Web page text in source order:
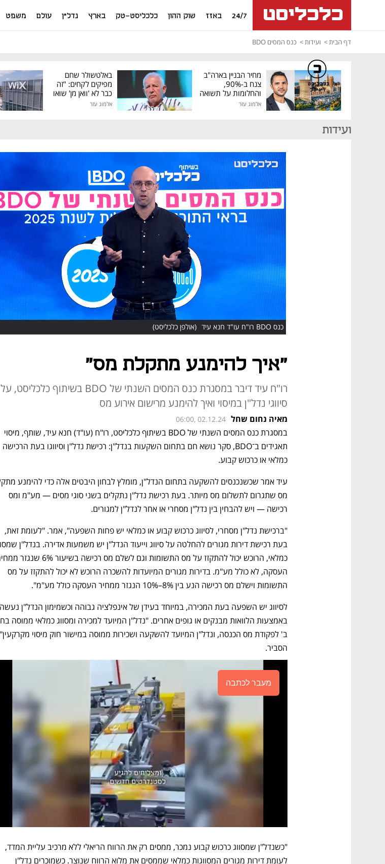
24/7 באזז שוק ההון כלכליסט-טק בארץ נדל"ן עולם משפט
דף הבית ועידות כנס המסים BDO
מחיר הבניין בארה"ב
צנח ב-90%,
והחלומות על תשואה
גבוהה התנפצו
אלמוג עזר
באלטשולר שחם
מפיקים לקחים: "זה
כבר לא 'וואן מן' שואו
של גילעד"
אלמוג עזר
ועידות
HD
כנס BDO רו"ח עו"ד חנא עיד (אולפן כלכליסט)
כלכליסט
דיגיטל
"איך להימנע מתקלת מס"
רו"ח עיד דיבר במסגרת כנס המסים השנתי של BDO בשיתוף כלכליסט, על
סיווגי נדל"ן במיסוי ואיך להימנע מרישום אירוע מס
מאיה נחום שחל 06:00, 02.12.24
כמלאי או כרכוש קבוע.
רכישה — ויש להבחין בין נדל"ן מסחרי או אחר לנדל"ן למגורים.
התשומות וישלם מס רכישה הנע בין 8%–10% הנגזר ממחיר העסקה כולל מע"מ".
הסביר.
מעבר לכתבה